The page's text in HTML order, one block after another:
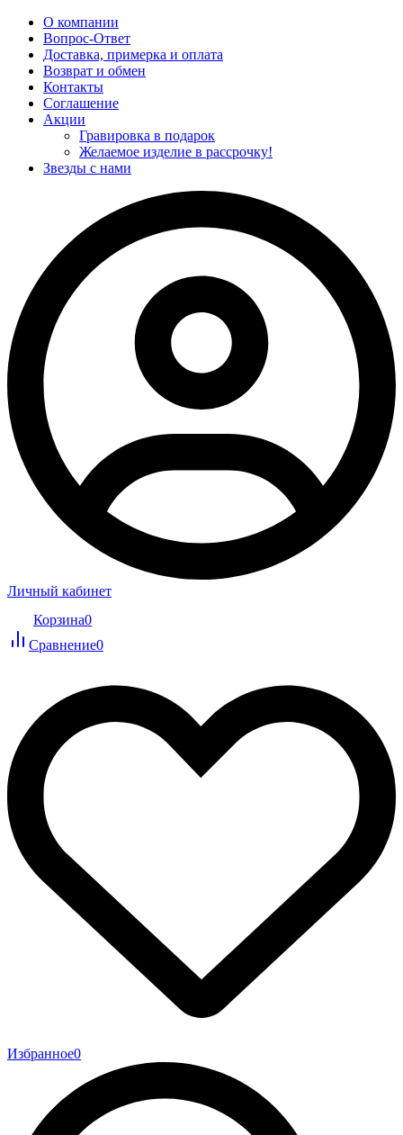
О компании
Вопрос-Ответ
Доставка, примерка и оплата
Возврат и обмен
Контакты
Соглашение
Акции
Гравировка в подарок
Желаемое изделие в рассрочку!
Звезды с нами
Личный кабинет
Корзина0
Сравнение0
Избранное0